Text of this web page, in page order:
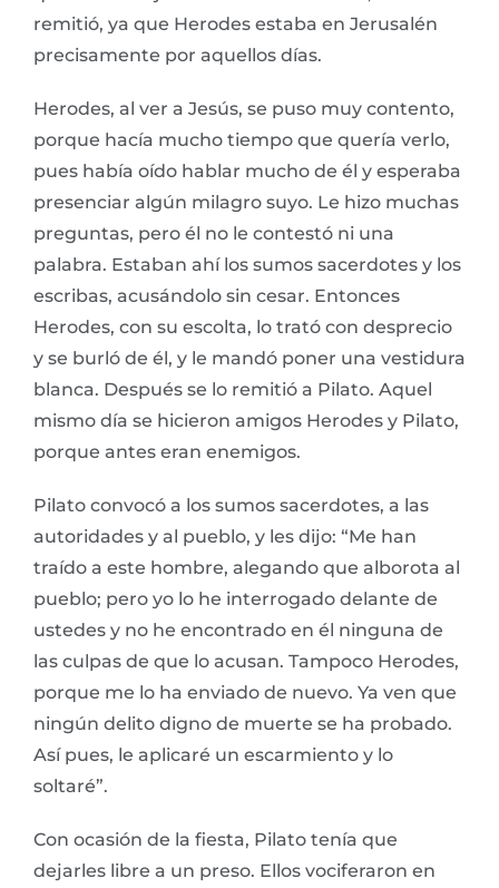
remitió, ya que Herodes estaba en Jerusalén
precisamente por aquellos días.
Herodes, al ver a Jesús, se puso muy contento,
porque hacía mucho tiempo que quería verlo,
pues había oído hablar mucho de él y esperaba
presenciar algún milagro suyo. Le hizo muchas
preguntas, pero él no le contestó ni una
palabra. Estaban ahí los sumos sacerdotes y los
escribas, acusándolo sin cesar. Entonces
Herodes, con su escolta, lo trató con desprecio
y se burló de él, y le mandó poner una vestidura
blanca. Después se lo remitió a Pilato. Aquel
mismo día se hicieron amigos Herodes y Pilato,
porque antes eran enemigos.
Pilato convocó a los sumos sacerdotes, a las
autoridades y al pueblo, y les dijo: “Me han
traído a este hombre, alegando que alborota al
pueblo; pero yo lo he interrogado delante de
ustedes y no he encontrado en él ninguna de
las culpas de que lo acusan. Tampoco Herodes,
porque me lo ha enviado de nuevo. Ya ven que
ningún delito digno de muerte se ha probado.
Así pues, le aplicaré un escarmiento y lo
soltaré”.
Con ocasión de la fiesta, Pilato tenía que
dejarles libre a un preso. Ellos vociferaron en